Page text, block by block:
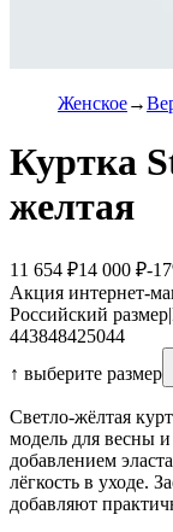
Женское
Куртка
желтая
11 654 ₽14 000 ₽-
Акция интернет-
Российский размер|
443848425044
↑ выберите размер
Светло-жёлтая
модель для весны
добавлением
лёгкость в уходе.
добавляют